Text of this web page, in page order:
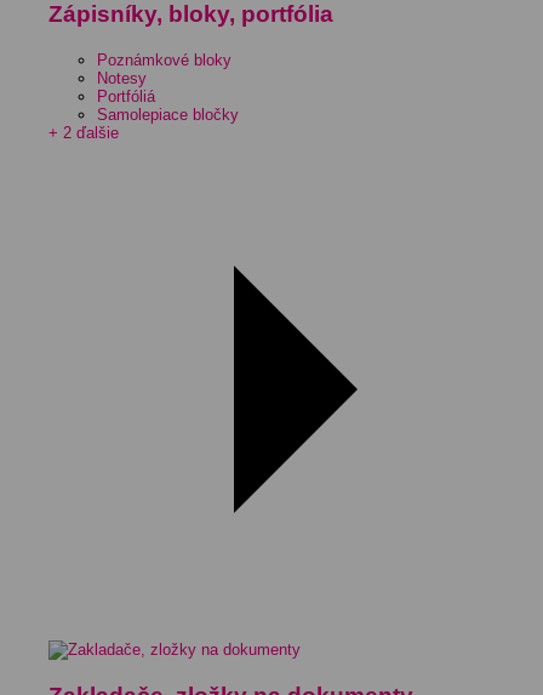
Zápisníky, bloky, portfólia
Poznámkové bloky
Notesy
Portfóliá
Samolepiace bločky
+ 2 ďalšie